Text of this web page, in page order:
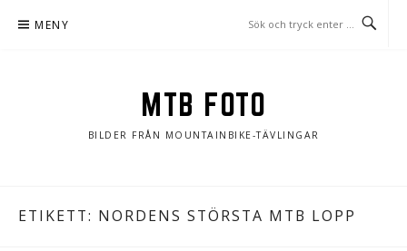
MENY
MTB FOTO
BILDER FRÅN MOUNTAINBIKE-TÄVLINGAR
ETIKETT: NORDENS STÖRSTA MTB LOPP